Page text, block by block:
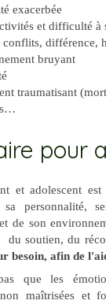
exacerbée
et difficulté à
conflits, différence,
bruyant
traumatisant
pour
et adolescent
sa personnalité,
de son
soutien, du
besoin, afin de
que les
non maîtrisées et